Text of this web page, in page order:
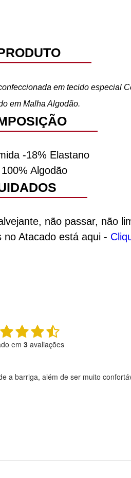
em tecido especial
em Malha Algodão.
-18% Elastano
Algodão
não passar, não
Atacado está aqui -
em 3avaliações
a barriga, além de ser muito